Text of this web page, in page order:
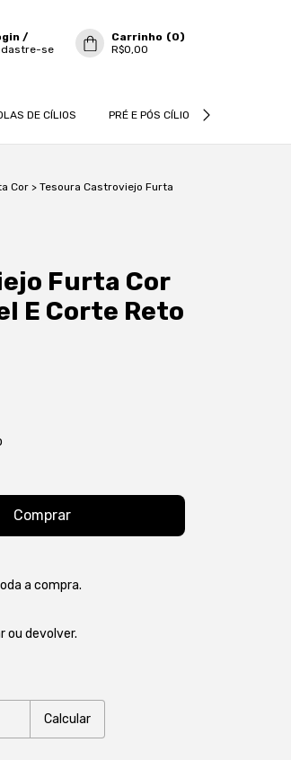
/
se
Carrinho (0)
R$0,00
DE CÍLIOS PRÉ E PÓS CÍLIOS
Cor > Tesoura Castroviejo Furta
Furta Cor
E Corte Reto
a compra.
ou devolver.
Calcular